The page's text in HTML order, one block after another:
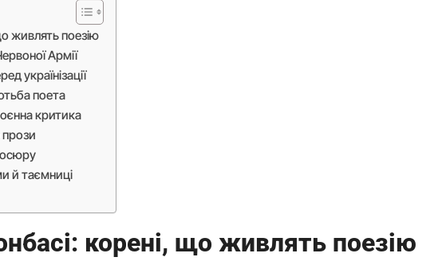
живлять поезію
Армії
українізації
поета
критика
прози
й таємниці
корені, що живлять поезію